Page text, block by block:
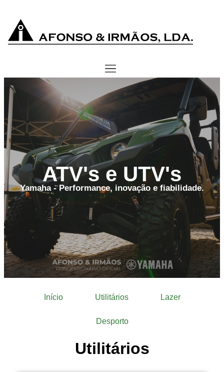
ATV's e UTV's
Yamaha - Performance, inovação e fiabilidade.
Início Utilitários Lazer
Desporto
Utilitários